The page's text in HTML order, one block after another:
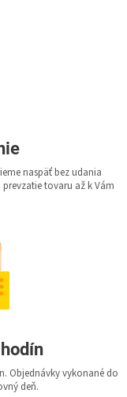
naspäť bez udania
tovaru až k Vám
Objednávky vykonané do
deň.